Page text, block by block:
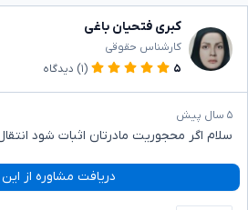
کبری فتحیان باغی
کارشناس حقوقی
۵
(۱) دیدگاه
۵ سال پیش
سلام اگر محجوریت مادرتان اثبات شود
دریافت مشاوره از